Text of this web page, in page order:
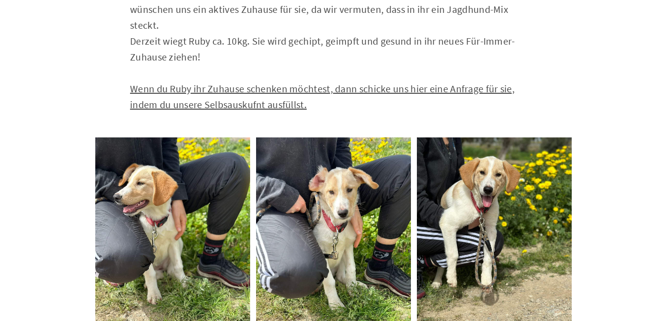
wünschen uns ein aktives Zuhause für sie, da wir vermuten, dass in ihr ein Jagdhund-Mix
steckt.
Derzeit wiegt Ruby ca. 10kg. Sie wird gechipt, geimpft und gesund in ihr neues Für-Immer-
Zuhause ziehen!
Wenn du Ruby ihr Zuhause schenken möchtest, dann schicke uns hier eine Anfrage für sie,
indem du unsere Selbsauskufnt ausfüllst.